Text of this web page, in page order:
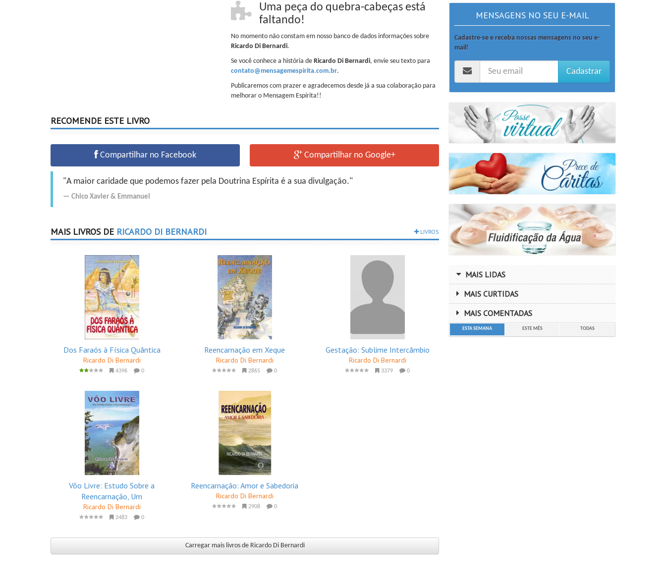
Uma peça do quebra-cabeças está
faltando!
No momento não constam em nosso banco de dados informações sobre
Ricardo Di Bernardi.
Se você conhece a história de Ricardo Di Bernardi, envie seu texto para
contato@mensagemespirita.com.br.
Publicaremos com prazer e agradecemos desde já a sua colaboração para
melhorar o Mensagem Espírita!!
RECOMENDE ESTE LIVRO
Compartilhar no Facebook Compartilhar no Google+
"A maior caridade que podemos fazer pela Doutrina Espírita é a sua divulgação."
Chico Xavier & Emmanuel
MAIS LIVROS DE RICARDO DI BERNARDI LIVROS
Dos Faraós à Física Quântica
Ricardo Di Bernardi
4396 0
Reencarnação em Xeque
Ricardo Di Bernardi
2865 0
Gestação: Sublime Intercâmbio
Ricardo Di Bernardi
3379 0
Vôo Livre: Estudo Sobre a
Reencarnação, Um
Ricardo Di Bernardi
2483 0
Reencarnação: Amor e Sabedoria
Ricardo Di Bernardi
2908 0
Carregar mais livros de Ricardo Di Bernardi
MENSAGENS NO SEU E-MAIL
Cadastre-se e receba nossas mensagens no seu e-
mail!
Cadastrar
MAIS LIDAS
MAIS CURTIDAS
MAIS COMENTADAS
ESTA SEMANA ESTE MÊS TODAS